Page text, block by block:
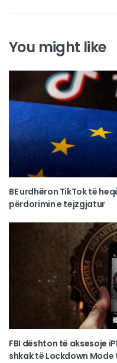
You might like
BE urdhëron TikTok të
përdorimin e tejzgjatur
FBI dështon të aksesoje
shkak të Lockdown Mode